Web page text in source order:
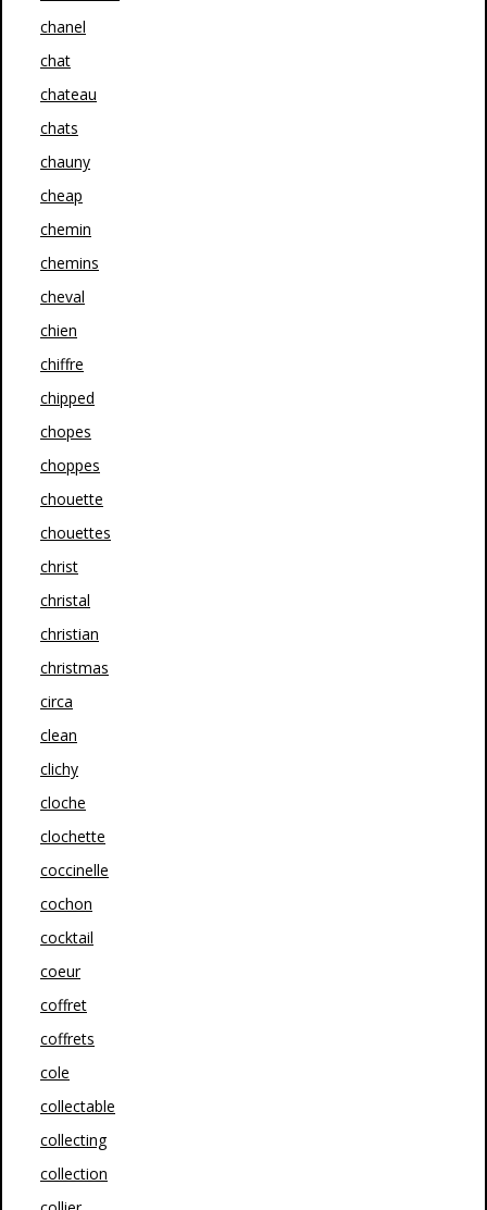
chanel
chat
chateau
chats
chauny
cheap
chemin
chemins
cheval
chien
chiffre
chipped
chopes
choppes
chouette
chouettes
christ
christal
christian
christmas
circa
clean
clichy
cloche
clochette
coccinelle
cochon
cocktail
coeur
coffret
coffrets
cole
collectable
collecting
collection